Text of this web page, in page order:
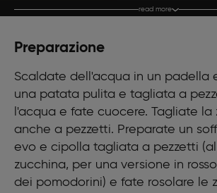
150 g di patate
Olio extravergine di oliva q.b.
read more
Preparazione
Scaldate dell'acqua in un padella
una patata pulita e tagliata a
l'acqua e fate cuocere. Tagliate la
anche a pezzetti. Preparate un
evo e cipolla tagliata a pezzetti
zucchina, per una versione in
dei pomodorini) e fate rosolare le